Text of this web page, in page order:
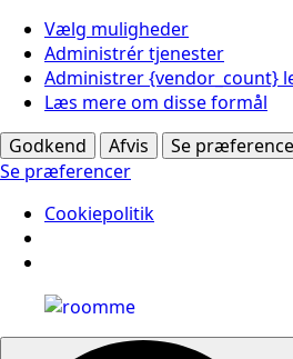
Vælg muligheder
Administrér tjenester
Administrer {vendor_count}
Læs mere om disse formål
Godkend
Afvis Se
Se præferencer
Cookiepolitik